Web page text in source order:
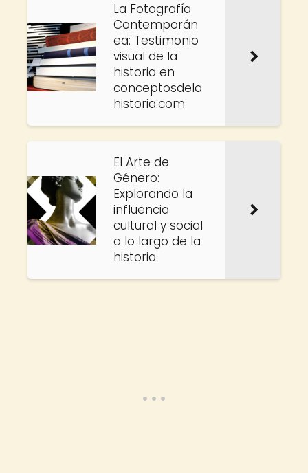
La Fotografía
Contemporán
ea: Testimonio
visual de la
historia en
conceptosdela
historia.com
El Arte de
Género:
Explorando la
influencia
cultural y social
a lo largo de la
historia